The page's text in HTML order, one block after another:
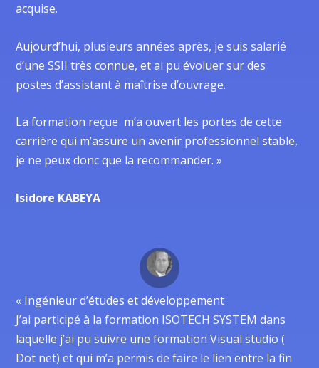
acquise.
Aujourd’hui, plusieurs années après, je suis salarié
d’une SSII très connue, et ai pu évoluer sur des
postes d’assistant à maîtrise d’ouvrage.
La formation reçue m’a ouvert les portes de cette
carrière qui m’assure un avenir professionnel stable,
je ne peux donc que la recommander. »
Isidore KABEYA
« Ingénieur d’études et développement
J’ai participé à la formation ISOTECH SYSTEM dans
laquelle j’ai pu suivre une formation Visual studio (
Dot net) et qui m’a permis de faire le lien entre la fin